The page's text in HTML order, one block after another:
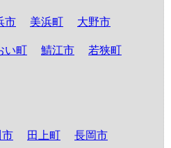
市 美浜町 大野市
い町 鯖江市 若狭町
市 田上町 長岡市